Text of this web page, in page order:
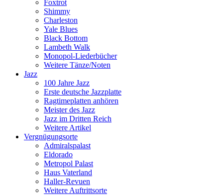
Foxtrot
Shimmy
Charleston
Yale Blues
Black Bottom
Lambeth Walk
Monopol-Liederbücher
Weitere Tänze/Noten
Jazz
100 Jahre Jazz
Erste deutsche Jazzplatte
Ragtimeplatten anhören
Meister des Jazz
Jazz im Dritten Reich
Weitere Artikel
Vergnügungsorte
Admiralspalast
Eldorado
Metropol Palast
Haus Vaterland
Haller-Revuen
Weitere Auftrittsorte